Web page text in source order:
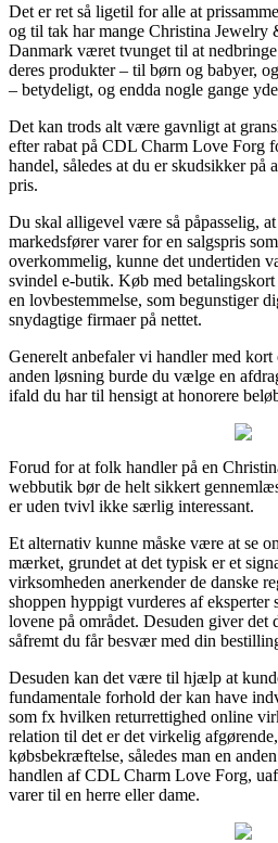
Det er ret så ligetil for alle at
og til tak har mange Christina Jewelry
Danmark været tvunget til at
deres produkter – til børn og babyer,
– betydeligt, og endda nogle gange
Det kan trods alt være gavnligt at
efter rabat på CDL Charm Love Forg
handel, således at du er skudsikker på
pris.
Du skal alligevel være så påpasselig,
markedsfører varer for en salgspris
overkommelig, kunne det undertiden
svindel e-butik. Køb med
en lovbestemmelse, som begunstiger
snydagtige firmaer på nettet.
Generelt anbefaler vi handler med
anden løsning burde du vælge en
ifald du har til hensigt at honorere
Forud for at folk handler på en
webbutik bør de helt sikkert
er uden tvivl ikke særlig interessant.
Et alternativ kunne måske være at se
mærket, grundet at det typisk er et
virksomheden anerkender de danske
shoppen hyppigt vurderes af eksperter
lovene på området. Desuden giver det
såfremt du får besvær med din
Desuden kan det være til hjælp at
fundamentale forhold der kan have
som fx hvilken returrettighed online
relation til det er det virkelig
købsbekræftelse, således man en
handlen af CDL Charm Love Forg,
varer til en herre eller dame.